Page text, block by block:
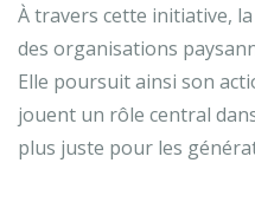
À travers cette initiative, la
des organisations
Elle poursuit ainsi son
jouent un rôle central
plus juste pour les